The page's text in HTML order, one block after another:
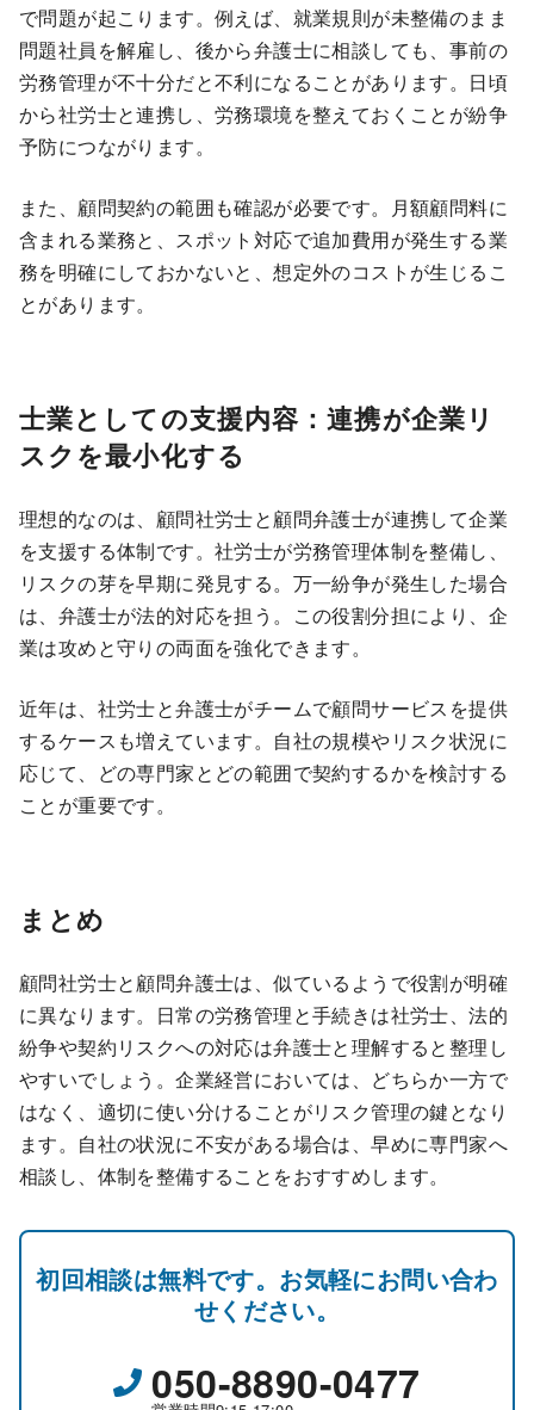
で問題が起こります。例えば、就業規則が未整備のまま
問題社員を解雇し、後から弁護士に相談しても、事前の
労務管理が不十分だと不利になることがあります。日頃
から社労士と連携し、労務環境を整えておくことが紛争
予防につながります。
また、顧問契約の範囲も確認が必要です。月額顧問料に
含まれる業務と、スポット対応で追加費用が発生する業
務を明確にしておかないと、想定外のコストが生じるこ
とがあります。
士業としての支援内容：連携が企業リ
スクを最小化する
理想的なのは、顧問社労士と顧問弁護士が連携して企業
を支援する体制です。社労士が労務管理体制を整備し、
リスクの芽を早期に発見する。万一紛争が発生した場合
は、弁護士が法的対応を担う。この役割分担により、企
業は攻めと守りの両面を強化できます。
近年は、社労士と弁護士がチームで顧問サービスを提供
するケースも増えています。自社の規模やリスク状況に
応じて、どの専門家とどの範囲で契約するかを検討する
ことが重要です。
まとめ
顧問社労士と顧問弁護士は、似ているようで役割が明確
に異なります。日常の労務管理と手続きは社労士、法的
紛争や契約リスクへの対応は弁護士と理解すると整理し
やすいでしょう。企業経営においては、どちらか一方で
はなく、適切に使い分けることがリスク管理の鍵となり
ます。自社の状況に不安がある場合は、早めに専門家へ
相談し、体制を整備することをおすすめします。
初回相談は無料です。お気軽にお問い合わ
せください。
050-8890-0477